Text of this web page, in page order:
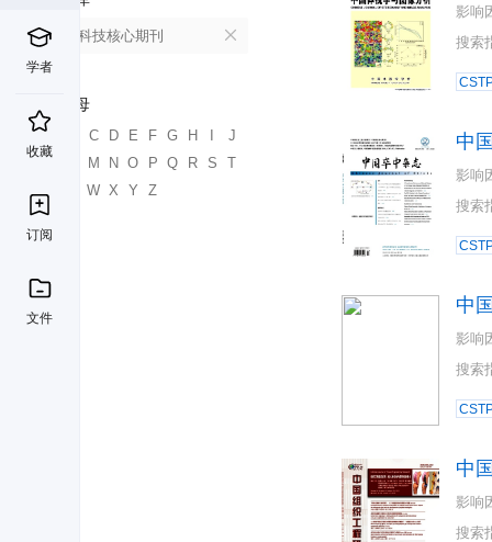
学者
收藏
订阅
文件
中国科技核心期刊
首字母
C D E F G H
J
K
M N O P Q R S
T
W X Y Z
影响
搜索
中
影响
搜索
中
影响
搜索
中
影响
搜索